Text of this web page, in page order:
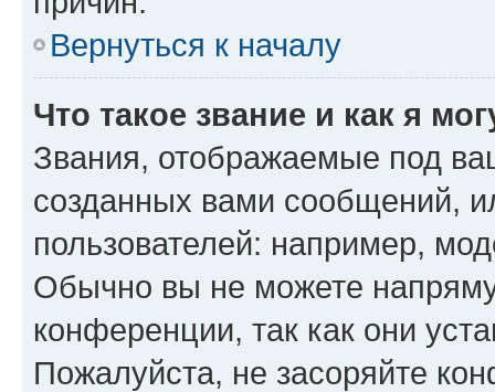
Вернуться к началу
Что такое звание и как я
Звания, отображаемые под
созданных вами сообщений,
пользователей: например,
Обычно вы не можете
конференции, так как они
Пожалуйста, не засоряйте